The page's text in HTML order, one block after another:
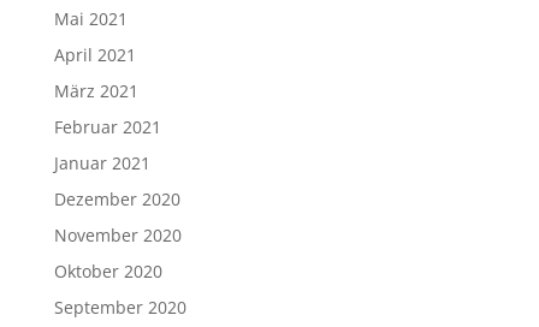
Mai 2021
April 2021
März 2021
Februar 2021
Januar 2021
Dezember 2020
November 2020
Oktober 2020
September 2020